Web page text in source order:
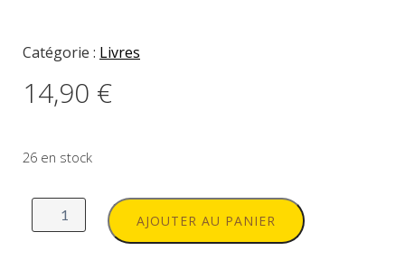
Catégorie : Livres
14,90 €
26 en stock
quantité
AJOUTER AU PANIER